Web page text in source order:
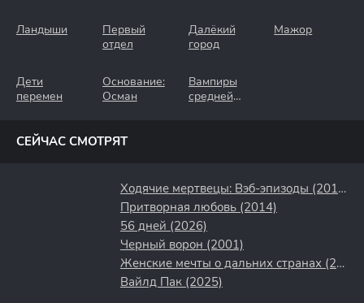
Ландыши
Первый
отдел
Далёкий
город
Мажор
Дети
перемен
Основание:
Осман
Вампиры
средней
СЕЙЧАС СМОТРЯТ
Ходячие мертвецы: Вэб-эпизоды (2011)
Притворная любовь (2014)
56 дней (2026)
Черный ворон (2001)
Женские мечты о дальних странах (2010)
Вайлд Пак (2025)